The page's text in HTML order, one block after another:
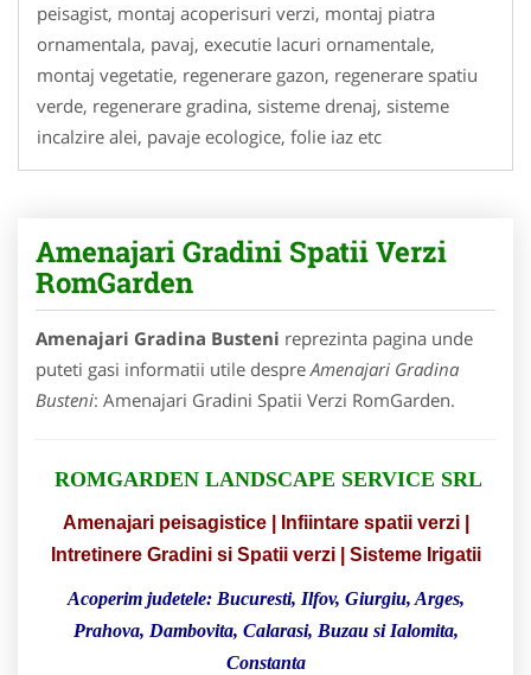
peisagist, montaj acoperisuri verzi, montaj piatra
ornamentala, pavaj, executie lacuri ornamentale,
montaj vegetatie, regenerare gazon, regenerare spatiu
verde, regenerare gradina, sisteme drenaj, sisteme
incalzire alei, pavaje ecologice, folie iaz etc
Amenajari Gradini Spatii Verzi
RomGarden
Amenajari Gradina Busteni reprezinta pagina unde
puteti gasi informatii utile despreAmenajari Gradina
Busteni: Amenajari Gradini Spatii Verzi RomGarden.
ROMGARDEN LANDSCAPE SERVICE SRL
Amenajari peisagistice | Infiintare spatii verzi |
Intretinere Gradini si Spatii verzi | Sisteme Irigatii
Acoperim judetele: Bucuresti, Ilfov, Giurgiu, Arges,
Prahova, Dambovita, Calarasi, Buzau si Ialomita,
Constanta